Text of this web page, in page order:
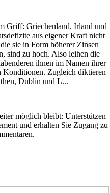
Griff: Griechenland, Irland und
aus eigener Kraft nicht
sie in Form höherer Zinsen
sind zu hoch. Also leihen die
ihnen im Namen ihrer
Konditionen. Zugleich diktieren
Dublin und L...
möglich bleibt: Unterstützen
und erhalten Sie Zugang zu